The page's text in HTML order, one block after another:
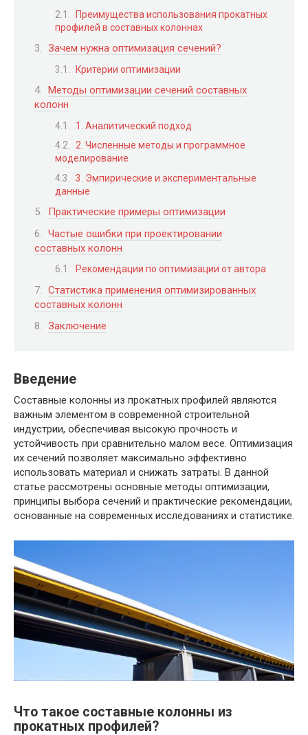
Преимущества использования прокатных
профилей в составных колоннах
Зачем нужна оптимизация сечений?
Критерии оптимизации
Методы оптимизации сечений составных
колонн
1. Аналитический подход
2. Численные методы и программное
моделирование
3. Эмпирические и экспериментальные
данные
Практические примеры оптимизации
Частые ошибки при проектировании
составных колонн
Рекомендации по оптимизации от автора
Статистика применения оптимизированных
составных колонн
Заключение
Введение
Составные колонны из прокатных профилей являются
важным элементом в современной строительной
индустрии, обеспечивая высокую прочность и
устойчивость при сравнительно малом весе. Оптимизация
их сечений позволяет максимально эффективно
использовать материал и снижать затраты. В данной
статье рассмотрены основные методы оптимизации,
принципы выбора сечений и практические рекомендации,
основанные на современных исследованиях и статистике.
Что такое составные колонны из
прокатных профилей?